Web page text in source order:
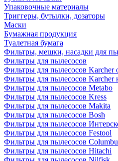
Упаковочные материалы
Триггеры, бутылки, дозаторы
Маски
Бумажная продукция
Туалетная бумага
Фильтры, мешки, насадки для
Фильтры для пылесосов
Фильтры для пылесосов Karcher
Фильтры для пылесосов Karcher
Фильтры для пылесосов Metabo
Фильтры для пылесосов Kress
Фильтры для пылесосов Makita
Фильтры для пылесосов Bosh
Фильтры для пылесосов
Фильтры для пылесосов Festool
Фильтры для пылесосов
Фильтры для пылесосов Hitachi